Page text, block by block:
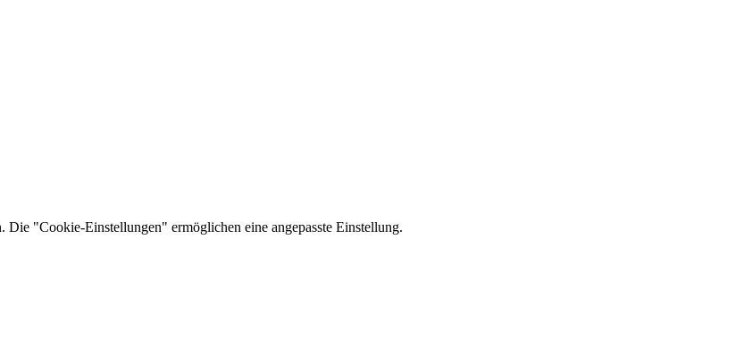
"Cookie-Einstellungen" ermöglichen eine angepasste Einstellung.